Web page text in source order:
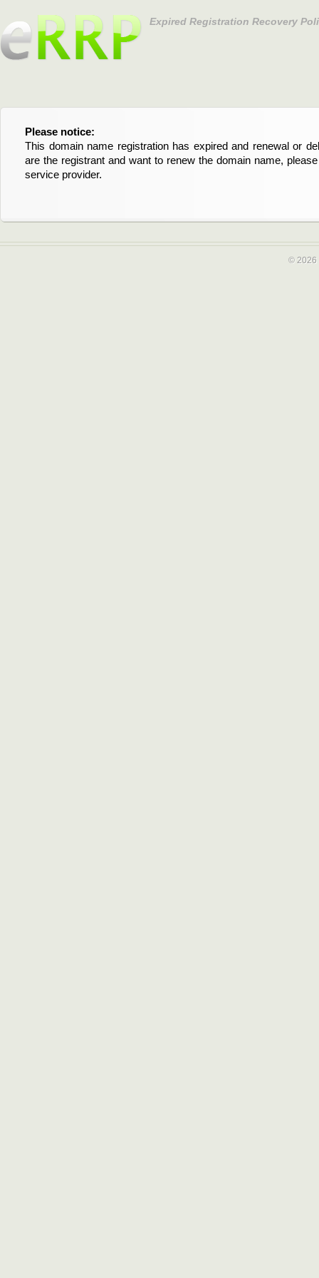
Expired Registration Recovery
Please notice:
This domain name registration has expired and renewal or
are the registrant and want to renew the domain name,
service provider.
Bitte beachten Sie:
Diese Domainregistrierung ist abgelaufen und die
Domain stehen an. Wenn Sie der Registrant sind und
verlängern möchten, kontaktieren Sie bitte Ihren Service-
© 2026